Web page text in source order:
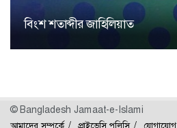
বিংশ শতাব্দীর জাহিলিয়াত
© Bangladesh Jamaat-e-Islami
আমাদের সম্পর্কে প্রাইভেসি পলিসি যোগাযোগ